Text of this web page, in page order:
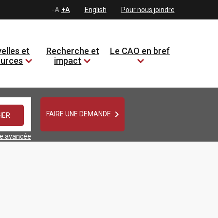
-A +A English Pour nous joindre
et
Recherche et
impact
Le CAO en bref
avancée
FAIRE UNE DEMANDE 